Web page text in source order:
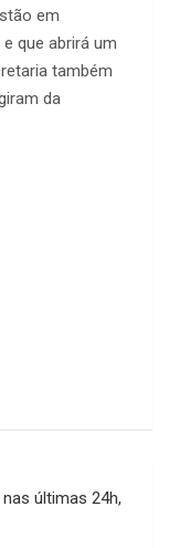
em
que abrirá um
também
da
últimas 24h,